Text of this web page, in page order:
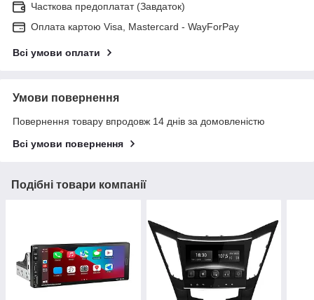
Часткова предоплатат (Завдаток)
Оплата картою Visa, Mastercard - WayForPay
Всі умови оплати
Умови повернення
Повернення товару впродовж 14 днів за домовленістю
Всі умови повернення
Подібні товари компанії